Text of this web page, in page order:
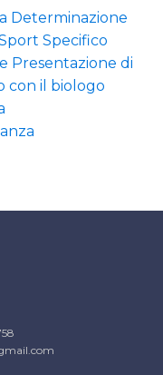
Determinazione
Specifico
Presentazione di
con il biologo